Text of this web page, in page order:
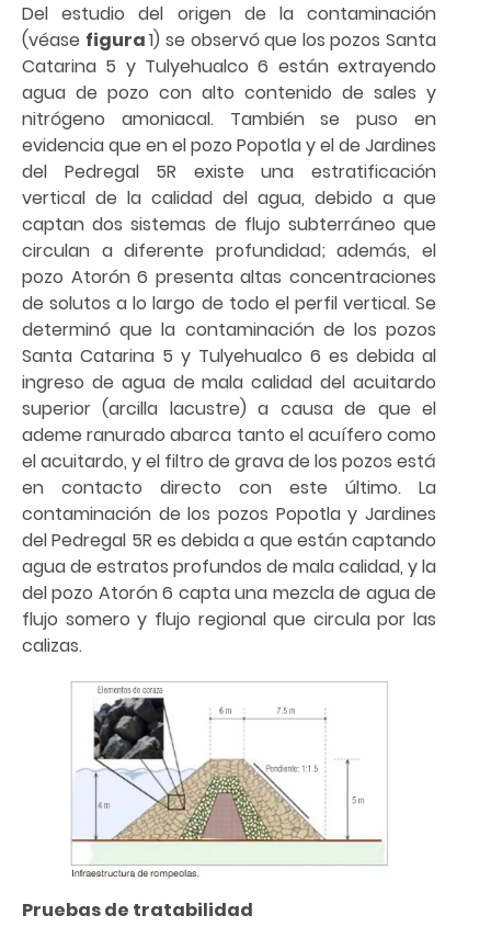
Del estudio del origen de la contaminación
(véase figura1) se observó que los pozos Santa
Catarina 5 y Tulyehualco 6 están extrayendo
agua de pozo con alto contenido de sales y
nitrógeno amoniacal. También se puso en
evidencia que en el pozo Popotla y el de Jardines
del Pedregal 5R existe una estratificación
vertical de la calidad del agua, debido a que
captan dos sistemas de flujo subterráneo que
circulan a diferente profundidad; además, el
pozo Atorón 6 presenta altas concentraciones
de solutos a lo largo de todo el perfil vertical. Se
determinó que la contaminación de los pozos
Santa Catarina 5 y Tulyehualco 6 es debida al
ingreso de agua de mala calidad del acuitardo
superior (arcilla lacustre) a causa de que el
ademe ranurado abarca tanto el acuífero como
el acuitardo, y el filtro de grava de los pozos está
en contacto directo con este último. La
contaminación de los pozos Popotla y Jardines
del Pedregal 5R es debida a que están captando
agua de estratos profundos de mala calidad, y la
del pozo Atorón 6 capta una mezcla de agua de
flujo somero y flujo regional que circula por las
calizas.
Pruebas de tratabilidad